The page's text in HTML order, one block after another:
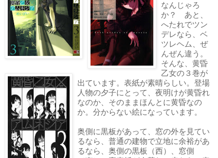
なんじゃろ
か？ あと、
へたれでツン
デレなら、ベ
ツレヘム、ぜ
んぜん違う。
そんな、黄昏
乙女の３巻が
出ています。表紙が素晴らしい。登場
人物の夕子にとって、夜明けが黄昏れ
なのか、そのままほんとに黄昏なの
か。分からない絵になっています。
奥側に黒板があって、窓の外を見てい
るなら、普通の建物で立地に余裕があ
るなら、奥側の黒板（西）、窓側